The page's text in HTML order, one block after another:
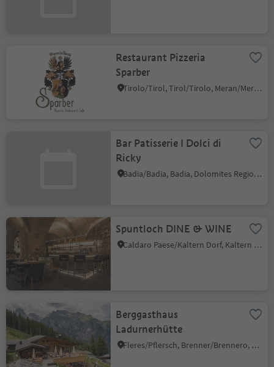
Restaurant Pizzeria
Sparber
Tirolo/Tirol, Tirol/Tirolo, Meran/Merano and environs
Bar Patisserie I Dolci di
Ricky
Badia/Badia, Badia, Dolomites Region Alta Badia
Spuntloch DINE & WINE
Caldaro Paese/Kaltern Dorf, Kaltern an der Weinstraße/Caldaro sulla Strada del Vino, Alto Adige Wine Road
Berggasthaus
Ladurnerhütte
Fleres/Pflersch, Brenner/Brennero, Sterzing/Vipiteno and environs